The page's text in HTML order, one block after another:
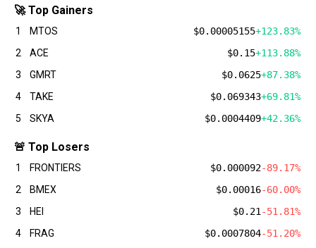
🚀 Top Gainers
1 MTOS $0.00005155+123.83%
2
ACE $0.15+113.88%
3
GMRT $0.0625+87.38%
4
TAKE $0.069343+69.81%
5
SKYA $0.0004409+42.36%
🚨 Top Losers
1 FRONTIERS $0.000092-89.17%
2
BMEX $0.00016-60.00%
3
HEI $0.21 -51.81%
4
FRAG $0.0007804-51.20%